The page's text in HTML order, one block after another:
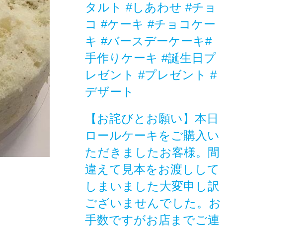
タルト #しあわせ #チョ
コ #ケーキ #チョコケー
キ #バースデーケーキ#
手作りケーキ #誕生日プ
レゼント #プレゼント #
デザート
【お詫びとお願い】本日
ロールケーキをご購入い
ただきましたお客様。間
違えて見本をお渡しして
しまいました大変申し訳
ございませんでした。お
手数ですがお店までご連